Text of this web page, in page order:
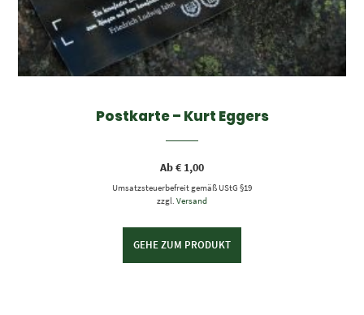
Postkarte – Kurt Eggers
Ab€ 1,00
Umsatzsteuerbefreit gemäß UStG §19
zzgl. Versand
GEHE ZUM PRODUKT